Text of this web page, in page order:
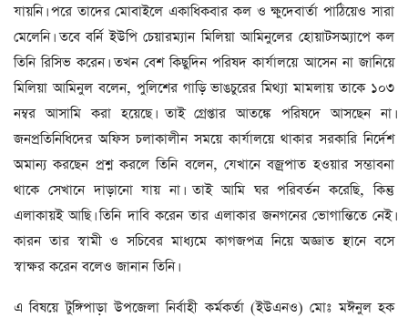
যায়নি। পরে তাদের মোবাইলে একাধিকবার কল ও ক্ষুদেবার্তা পাঠিয়েও সারা
মেলেনি। তবে বর্নি ইউপি চেয়ারম্যান মিলিয়া আমিনুলের হোয়াটসঅ্যাপে কল
তিনি রিসিভ করেন। তখন বেশ কিছুদিন পরিষদ কার্যালয়ে আসেন না জানিয়ে
মিলিয়া আমিনুল বলেন, পুলিশের গাড়ি ভাঙচুরের মিথ্যা মামলায় তাকে ১০৩
নম্বর আসামি করা হয়েছে। তাই গ্রেপ্তার আতঙ্কে পরিষদে আসছেন না।
জনপ্রতিনিধিদের অফিস চলাকালীন সময়ে কার্যালয়ে থাকার সরকারি নির্দেশ
অমান্য করছেন প্রশ্ন করলে তিনি বলেন, যেখানে বজ্রপাত হওয়ার সম্ভাবনা
থাকে সেখানে দাড়ানো যায় না। তাই আমি ঘর পরিবর্তন করেছি, কিন্তু
এলাকায়ই আছি। তিনি দাবি করেন তার এলাকার জনগনের ভোগান্তিতে নেই।
কারন তার স্বামী ও সচিবের মাধ্যমে কাগজপত্র নিয়ে অজ্ঞাত স্থানে বসে
স্বাক্ষর করেন বলেও জানান তিনি।
এ বিষয়ে টুঙ্গিপাড়া উপজেলা নির্বাহী কর্মকর্তা (ইউএনও) মোঃ মঈনুল হক